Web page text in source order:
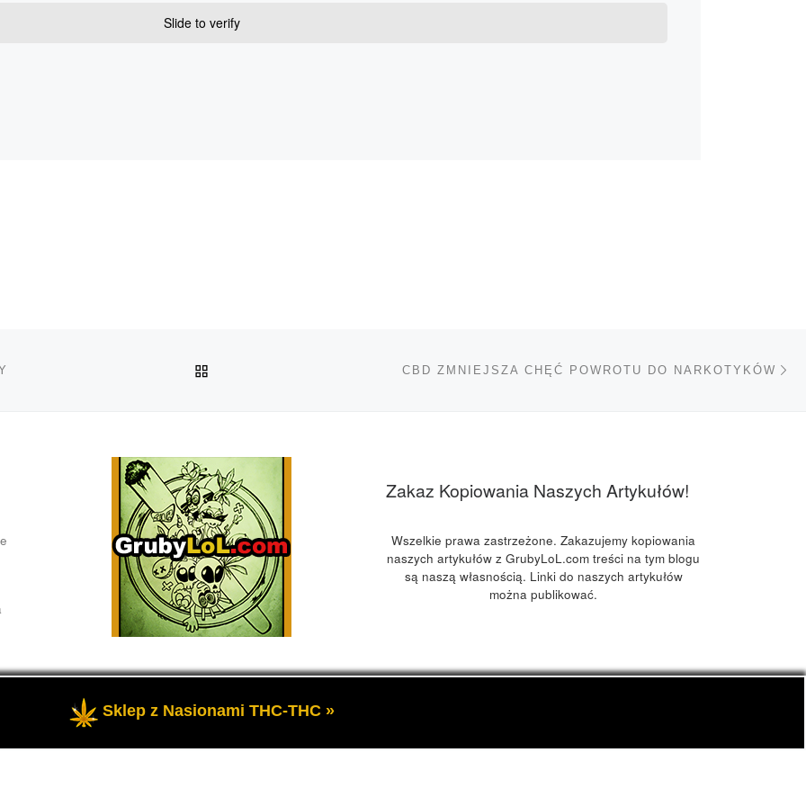
Slide to verify
POWRÓT DO LISTY POSTÓWCBD ZMNIEJSZA CHĘĆ POWROTU DO NARKOTYKÓW
Zakaz Kopiowania Naszych Artykułów!
Wszelkie prawa zastrzeżone. Zakazujemy kopiowania
naszych artykułów z GrubyLoL.com treści na tym blogu
są naszą własnością. Linki do naszych artykułów
można publikować.
- Przedstawia informacje o marihuanie, czyli cannabis blog, kuchnia konopna i wiele innych.
Sklep z Nasionami THC-THC »